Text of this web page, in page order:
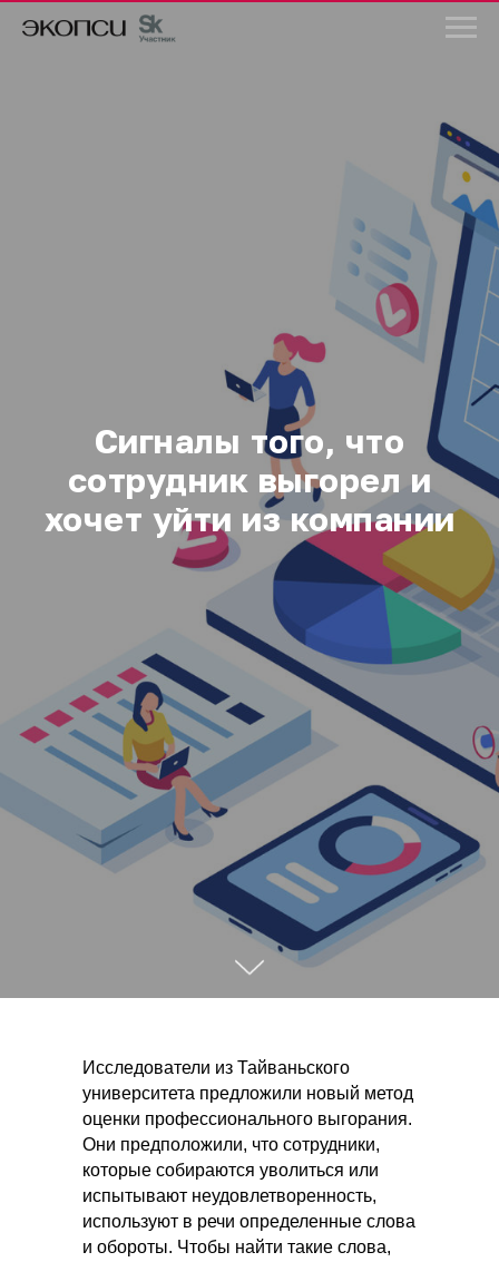
Сигналы того, что
сотрудник выгорел и
хочет уйти из компании
Исследователи из Тайваньского
университета предложили новый метод
оценки профессионального выгорания.
Они предположили, что сотрудники,
которые собираются уволиться или
испытывают неудовлетворенность,
используют в речи определенные слова
и обороты. Чтобы найти такие слова,